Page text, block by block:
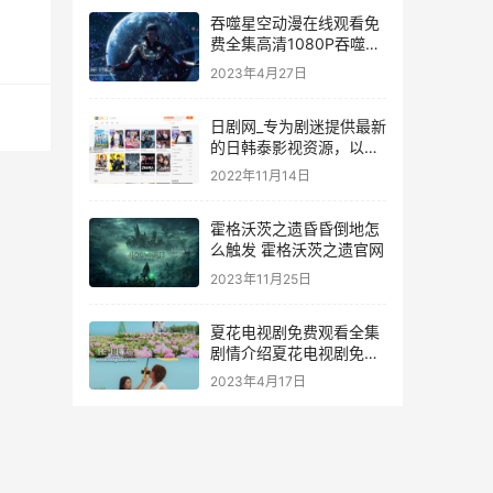
吞噬星空动漫在线观看免
费全集高清1080P吞噬星
空等级划分
2023年4月27日
日剧网_专为剧迷提供最新
的日韩泰影视资源，以及
一流的免费在线观看服务
2022年11月14日
霍格沃茨之遗昏昏倒地怎
么触发 霍格沃茨之遗官网
2023年11月25日
夏花电视剧免费观看全集
剧情介绍夏花电视剧免费
观看全集高清在线播放
2023年4月17日